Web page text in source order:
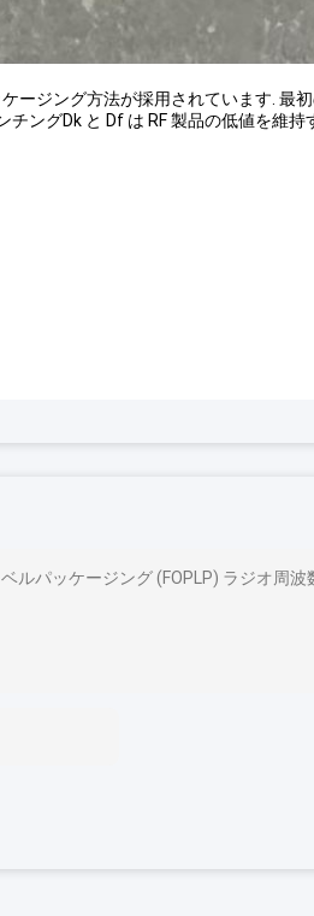
ージング方法が採用されています. 最
ングDk と Df は RF 製品の低値を維持
パッケージング (FOPLP) ラジオ周波